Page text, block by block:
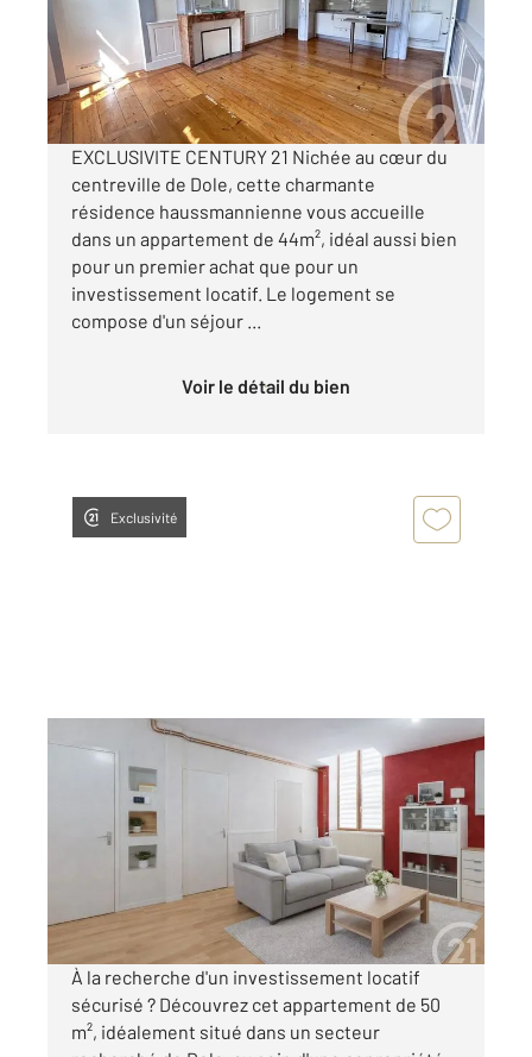
Appartement F2 à vendre
110 000 €
Visiter le site dédié
EXCLUSIVITE CENTURY 21 Nichée au cœur du
centreville de Dole, cette charmante
résidence haussmannienne vous accueille
dans un appartement de 44m², idéal aussi bien
pour un premier achat que pour un
investissement locatif. Le logement se
compose d'un séjour ...
Voir le détail du bien
Exclusivité
DOLE 39
2
, 2 pièces
Ref : 13340
Appartement F2 à vendre
95 000 €
Visiter le site dédié
À la recherche d'un investissement locatif
sécurisé ? Découvrez cet appartement de 50
m², idéalement situé dans un secteur